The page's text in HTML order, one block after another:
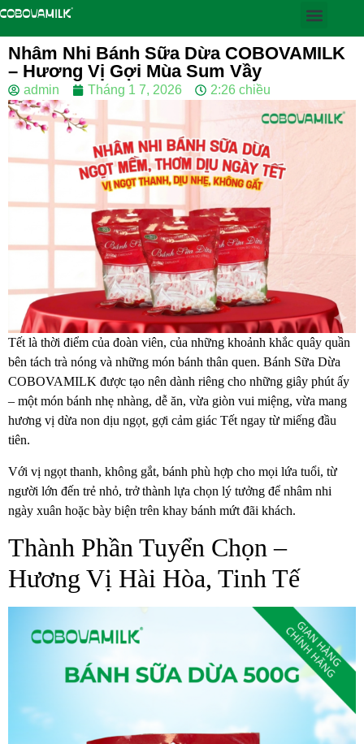
Nhâm Nhi Bánh Sữa Dừa COBOVAMILK
– Hương Vị Gợi Mùa Sum Vầy
admin Tháng 1 7, 2026 2:26 chiều
Tết là thời điểm của đoàn viên, của những khoảnh khắc quây quần
bên tách trà nóng và những món bánh thân quen. Bánh Sữa Dừa
COBOVAMILK được tạo nên dành riêng cho những giây phút ấy
– một món bánh nhẹ nhàng, dễ ăn, vừa giòn vui miệng, vừa mang
hương vị dừa non dịu ngọt, gợi cảm giác Tết ngay từ miếng đầu
tiên.
Với vị ngọt thanh, không gắt, bánh phù hợp cho mọi lứa tuổi, từ
người lớn đến trẻ nhỏ, trở thành lựa chọn lý tưởng để nhâm nhi
ngày xuân hoặc bày biện trên khay bánh mứt đãi khách.
Thành Phần Tuyển Chọn –
Hương Vị Hài Hòa, Tinh Tế